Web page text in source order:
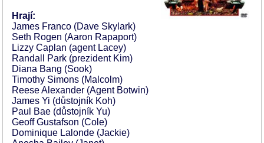
Hrají:
James Franco (Dave Skylark)
Seth Rogen (Aaron Rapaport)
Lizzy Caplan (agent Lacey)
Randall Park (prezident Kim)
Diana Bang (Sook)
Timothy Simons (Malcolm)
Reese Alexander (Agent Botwin)
James Yi (důstojník Koh)
Paul Bae (důstojník Yu)
Geoff Gustafson (Cole)
Dominique Lalonde (Jackie)